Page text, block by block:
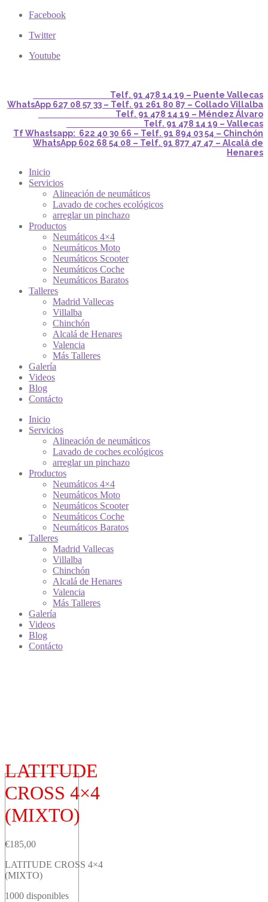
Facebook
Twitter
Youtube
Telf. 91 478 14 19 – Puente Vallecas
WhatsApp 627 08 57 33 – Telf. 91 261 80 87 – Collado Villalba
Telf. 91 478 14 19 – Méndez Álvaro
Telf. 91 478 14 19 – Vallecas
Tf Whastsapp: 622 40 30 66 – Telf. 91 894 03 54 – Chinchón
WhatsApp 602 68 54 08 – Telf. 91 877 47 47 – Alcalá de
Henares
Inicio
Servicios
Alineación de neumáticos
Lavado de coches ecológicos
arreglar un pinchazo
Productos
Neumáticos 4×4
Neumáticos Moto
Neumáticos Scooter
Neumáticos Coche
Neumáticos Baratos
Talleres
Madrid Vallecas
Villalba
Chinchón
Alcalá de Henares
Valencia
Más Talleres
Galería
Videos
Blog
Contácto
Inicio
Servicios
Alineación de neumáticos
Lavado de coches ecológicos
arreglar un pinchazo
Productos
Neumáticos 4×4
Neumáticos Moto
Neumáticos Scooter
Neumáticos Coche
Neumáticos Baratos
Talleres
Madrid Vallecas
Villalba
Chinchón
Alcalá de Henares
Valencia
Más Talleres
Galería
Videos
Blog
Contácto
LATITUDE
CROSS 4×4
(MIXTO)
€185,00
LATITUDE CROSS 4×4
(MIXTO)
1000 disponibles